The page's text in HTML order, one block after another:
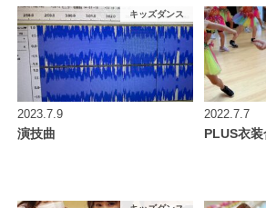
キッズダンス
2023.7.9
演技曲
2022.7.7
PLUS衣